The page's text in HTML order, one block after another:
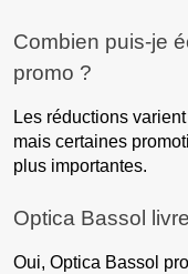
Combien puis-je
promo ?
Les réductions
mais certaines
plus importantes.
Optica Bassol
Oui, Optica Bassol